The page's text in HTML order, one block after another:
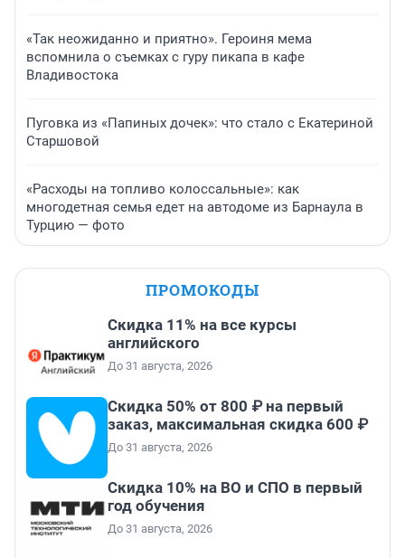
«Так неожиданно и приятно». Героиня мема
вспомнила о съемках с гуру пикапа в кафе
Владивостока
Пуговка из «Папиных дочек»: что стало с Екатериной
Старшовой
«Расходы на топливо колоссальные»: как
многодетная семья едет на автодоме из Барнаула в
Турцию — фото
ПРОМОКОДЫ
Скидка 11% на все курсы
английского
До 31 августа, 2026
Скидка 50% от 800 ₽ на первый
заказ, максимальная скидка 600 ₽
До 31 августа, 2026
Скидка 10% на ВО и СПО в первый
год обучения
До 31 августа, 2026